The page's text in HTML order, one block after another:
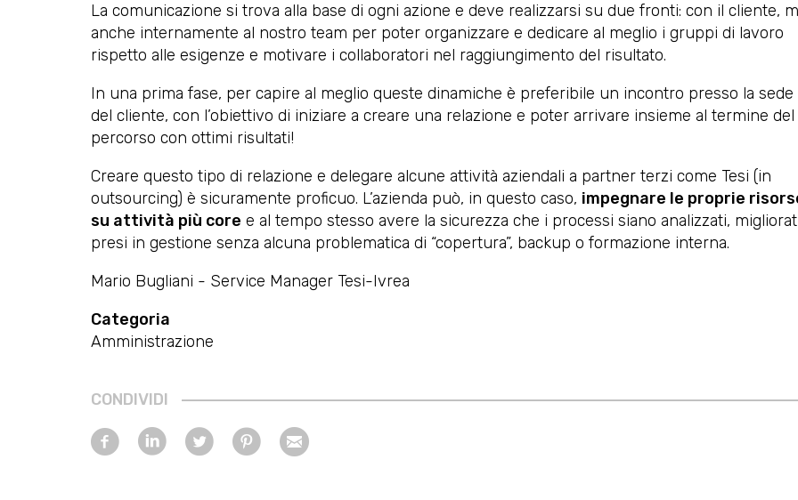
La comunicazione si trova alla base di ogni azione e deve realizzarsi su due fronti: con il cliente,
anche internamente al nostro team per poter organizzare e dedicare al meglio i gruppi di lavoro
rispetto alle esigenze e motivare i collaboratori nel raggiungimento del risultato.
In una prima fase, per capire al meglio queste dinamiche è preferibile un incontro presso la sede
del cliente, con l’obiettivo di iniziare a creare una relazione e poter arrivare insieme al termine del
percorso con ottimi risultati!
Creare questo tipo di relazione e delegare alcune attività aziendali a partner terzi come Tesi (in
outsourcing) è sicuramente proficuo. L’azienda può, in questo caso, impegnare le proprie
su attività più core e al tempo stesso avere la sicurezza che i processi siano analizzati,
presi in gestione senza alcuna problematica di “copertura”, backup o formazione interna.
Mario Bugliani - Service Manager Tesi-Ivrea
Categoria
Amministrazione
CONDIVIDI